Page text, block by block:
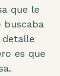
que le
buscaba
detalle
es que